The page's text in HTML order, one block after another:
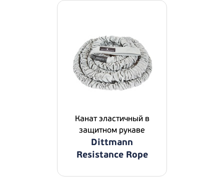
Канат эластичный в
защитном рукаве
Dittmann
Resistance Rope